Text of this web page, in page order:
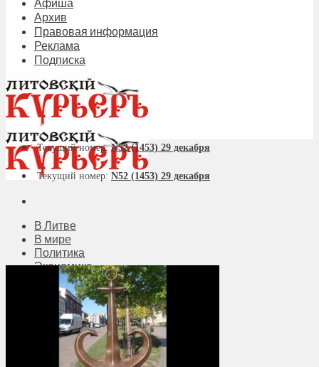
Архив
Правовая информация
Реклама
Подписка
В Литве
В мире
Политика
Экономика
Бизнес
Общество
Мнения
Вильнюс
Клайпеда
Висагинас
Регионы
Текущий номер:N52 (1453) 29 декабря
Текущий номер: N52 (1453) 29 декабря